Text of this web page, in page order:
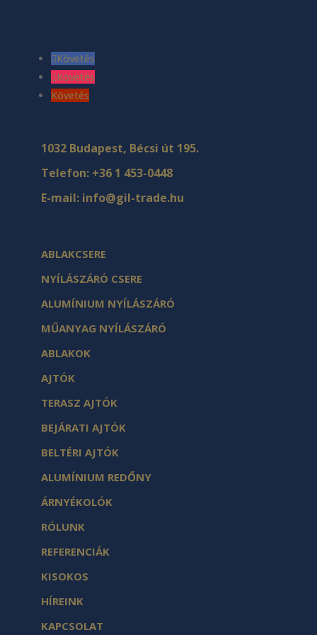
Követés
Követés
Követés
1032 Budapest, Bécsi út 195.
Telefon: +36 1 453-0448
E-mail: info@gil-trade.hu
ABLAKCSERE
NYÍLÁSZÁRÓ CSERE
ALUMÍNIUM NYÍLÁSZÁRÓ
MŰANYAG NYÍLÁSZÁRÓ
ABLAKOK
AJTÓK
TERASZ AJTÓK
BEJÁRATI AJTÓK
BELTÉRI AJTÓK
ALUMÍNIUM REDŐNY
ÁRNYÉKOLÓK
RÓLUNK
REFERENCIÁK
KISOKOS
HÍREINK
KAPCSOLAT